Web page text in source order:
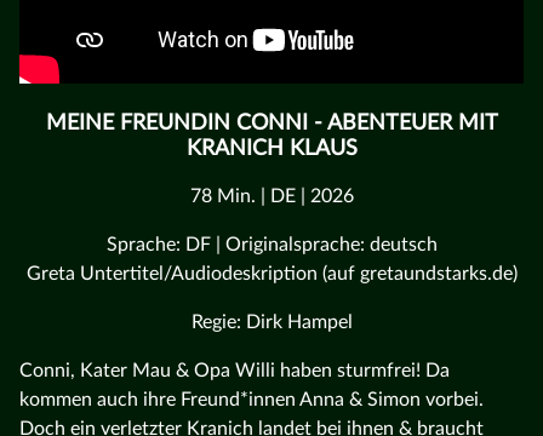
MEINE FREUNDIN CONNI - ABENTEUER MIT
KRANICH KLAUS
78 Min. | DE | 2026
Sprache: DF | Originalsprache: deutsch
Greta Untertitel/Audiodeskription (auf gretaundstarks.de)
Regie: Dirk Hampel
Conni, Kater Mau & Opa Willi haben sturmfrei! Da
kommen auch ihre Freund*innen Anna & Simon vorbei.
Doch ein verletzter Kranich landet bei ihnen & braucht